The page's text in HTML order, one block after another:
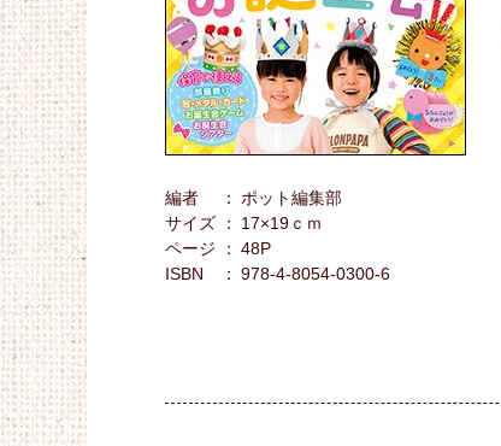
編者
ポット編集部
サイズ
17×19ｃｍ
ページ
48P
ISBN
978-4-8054-0300-6